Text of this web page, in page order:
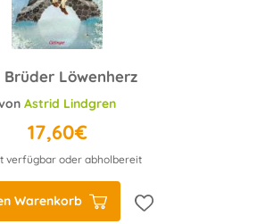
Brüder Löwenherz
Astrid Lindgren
17,60€
verfügbar oder abholbereit
Warenkorb